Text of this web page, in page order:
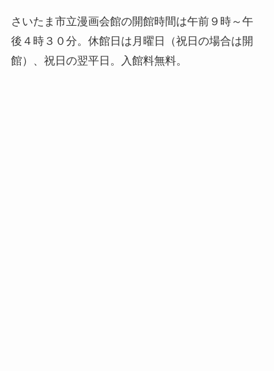
さいたま市立漫画会館の開館時間は午前９時～午
後４時３０分。休館日は月曜日（祝日の場合は開
館）、祝日の翌平日。入館料無料。